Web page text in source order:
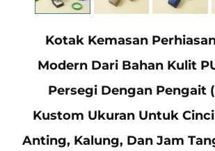
Kotak Kemasan
Modern Dari Bahan Kulit
Persegi Dengan Pengait
Kustom Ukuran Untuk
Anting, Kalung, Dan Jam